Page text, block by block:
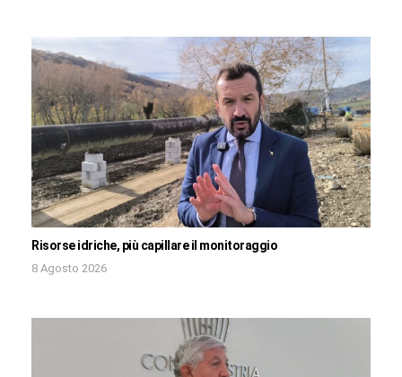
Risorse idriche, più capillare il monitoraggio
8 Agosto 2026